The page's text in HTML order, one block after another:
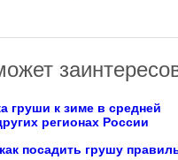
груши к зиме в средней
регионах России